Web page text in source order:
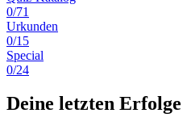
0/71
Urkunden
0/15
Special
0/24
Deine letzten Erfolge